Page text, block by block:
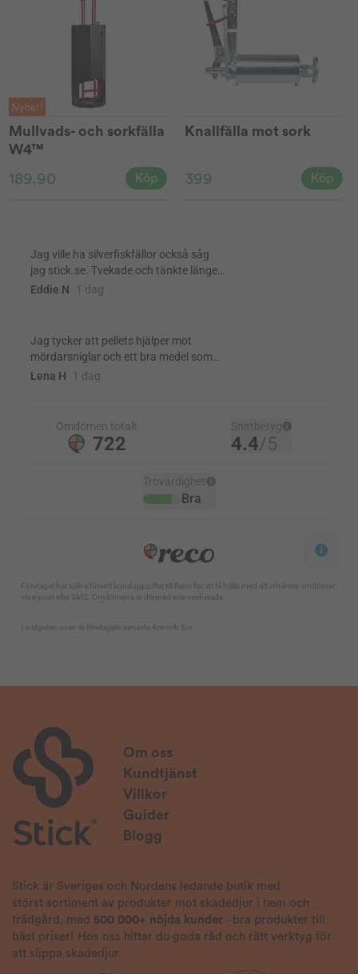
Nyhet!
Mullvads- och sorkfälla
W4™
189,90 Köp
Knallfälla mot sork
399 Köp
Om oss
Kundtjänst
Villkor
Guider
Blogg
Stick är Sveriges och Nordens ledande butik med
störst sortiment av produkter mot skadedjur i hem och
trädgård, med 500 000+ nöjda kunder - bra produkter till
bäst priser! Hos oss hittar du goda råd och rätt verktyg för
att slippa skadedjur.